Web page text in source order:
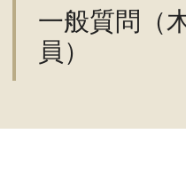
一般質問（
員）